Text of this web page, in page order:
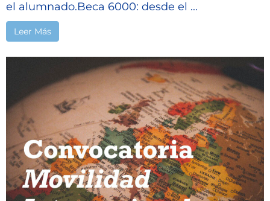
el alumnado.Beca 6000: desde el ...
Leer Más